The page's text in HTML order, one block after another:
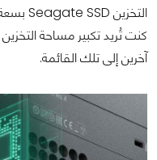
كنت تُريد تكبير مساحة
آخرين إلى تلك القائمة.